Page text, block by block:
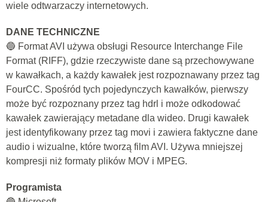
wiele odtwarzaczy internetowych.
DANE TECHNICZNE
🔵 Format AVI używa obsługi Resource Interchange File
Format (RIFF), gdzie rzeczywiste dane są przechowywane
w kawałkach, a każdy kawałek jest rozpoznawany przez tag
FourCC. Spośród tych pojedynczych kawałków, pierwszy
może być rozpoznany przez tag hdrl i może odkodować
kawałek zawierający metadane dla wideo. Drugi kawałek
jest identyfikowany przez tag movi i zawiera faktyczne dane
audio i wizualne, które tworzą film AVI. Używa mniejszej
kompresji niż formaty plików MOV i MPEG.
Programista